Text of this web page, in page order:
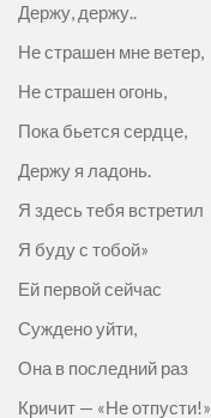
Держу, держу..
Не страшен мне ветер,
Не страшен огонь,
Пока бьется сердце,
Держу я ладонь.
Я здесь тебя встретил
Я буду с тобой»
Ей первой сейчас
Суждено уйти,
Она в последний раз
Кричит — «Не отпусти!»